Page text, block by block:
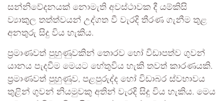
සන්නිවේදනයක් නොමැති අවස්ථාවක දී යම්කිසි
ව්‍යාකුල තත්ත්වයන් උද්ගත වී වැරදි තීරණ ගැනීම තුළ
අනතුරු සිදු විය හැකිය.
ප්‍රමාණවත් පුහුණුවකින් තොරව හෝ විඩාපත්ව ගුවන්
යානය පැදවීම මෙයට හේතුවිය හැකි තවත් කාරණයකි.
ප්‍රමාණවත් පුහුණුව, පළපුරුද්ද හෝ විඩාබර ස්වභාවය
තුළින් ගුවන් නියමුවකු අතින් වැරදි සිදු විය හැකිය. මෙය